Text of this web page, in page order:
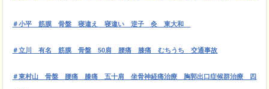
＃小平 筋膜骨盤 寝違え 寝違い 逆子 灸 東大和
＃立川 有名 筋膜 骨盤 50肩 腰痛 膝痛 むちうち 交通事故
＃東村山 骨盤 腰痛 膝痛 五十肩 坐骨神経痛治療 胸郭出口症候群治療 四